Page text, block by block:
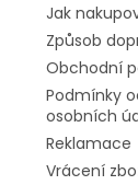
Jak
Způsob
Obchodní
Podmínky
osobních
Reklamace
Vrácení